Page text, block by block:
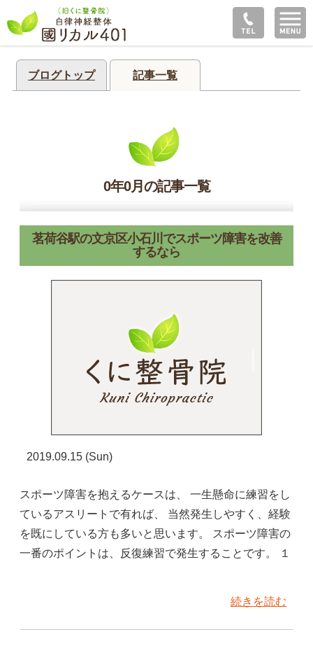
ブログトップ 記事一覧
0年0月の記事一覧
茗荷谷駅の文京区小石川でスポーツ障害を改善
するなら
2019.09.15 (Sun)
スポーツ障害を抱えるケースは、 一生懸命に練習をし
ているアスリートで有れば、 当然発生しやすく、経験
を既にしている方も多いと思います。 スポーツ障害の
一番のポイントは、反復練習で発生することです。 １
続きを読む